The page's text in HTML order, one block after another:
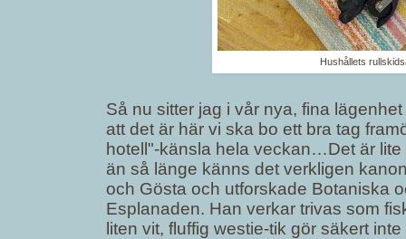
Hushållets
Så nu sitter jag i vår nya, fina
att det är här vi ska bo ett bra tag
hotell"-känsla hela veckan…Det är
än så länge känns det verkligen
och Gösta och utforskade Botaniska
Esplanaden. Han verkar trivas som
liten vit, fluffig westie-tik gör säkert